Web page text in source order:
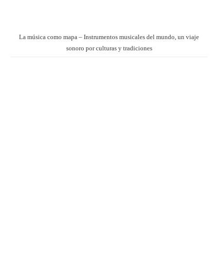
La música como mapa – Instrumentos musicales del mundo, un viaje
sonoro por culturas y tradiciones